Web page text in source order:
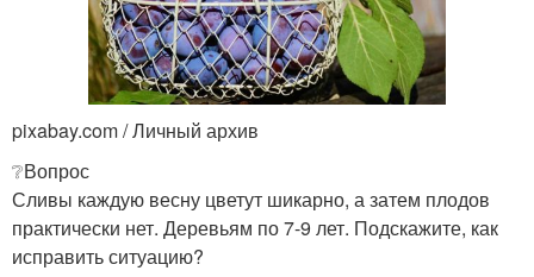
pixabay.com / Личный архив
❔Вопрос
Сливы каждую весну цветут шикарно, а затем плодов
практически нет. Деревьям по 7-9 лет. Подскажите, как
исправить ситуацию?